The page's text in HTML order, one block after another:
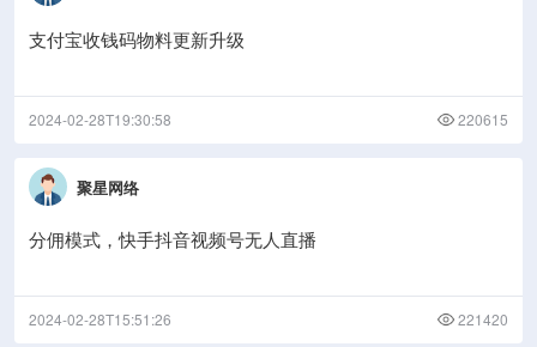
支付宝收钱码物料更新升级
2024-02-28T19:30:58 220615
聚星网络
分佣模式，快手抖音视频号无人直播
2024-02-28T15:51:26 221420